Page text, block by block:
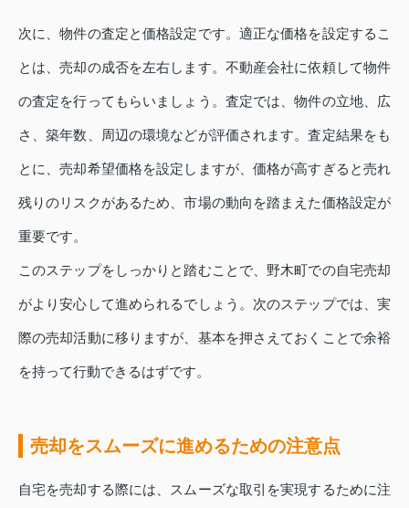
次に、物件の査定と価格設定です。適正な価格を設定するこ
とは、売却の成否を左右します。不動産会社に依頼して物件
の査定を行ってもらいましょう。査定では、物件の立地、広
さ、築年数、周辺の環境などが評価されます。査定結果をも
とに、売却希望価格を設定しますが、価格が高すぎると売れ
残りのリスクがあるため、市場の動向を踏まえた価格設定が
重要です。
このステップをしっかりと踏むことで、野木町での自宅売却
がより安心して進められるでしょう。次のステップでは、実
際の売却活動に移りますが、基本を押さえておくことで余裕
を持って行動できるはずです。
売却をスムーズに進めるための注意点
自宅を売却する際には、スムーズな取引を実現するために注